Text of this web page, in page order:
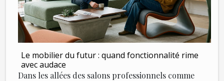
Le mobilier du futur : quand fonctionnalité rime
avec audace
Dans les allées des salons professionnels comme